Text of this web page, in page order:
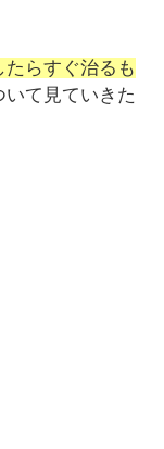
らすぐ治るも
いて見ていきた